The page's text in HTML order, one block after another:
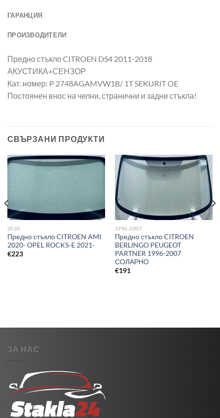
ГАРАНЦИЯ
ПРОИЗВОДИТЕЛИ
Предно стъкло CITROEN DS4 2011-2018
АКУСТИКА+СЕНЗОР
Кат. номер: P 2748AGAMVW1B/ 1T SEKURIT OE
Постоянен внос на челни, странични и задни стъкла!
СВЪРЗАНИ ПРОДУКТИ
2020
Предно стъкло CITROEN AMI
2020- OPEL ROCKS-E 2021-
€223
1996-2007
Предно стъкло CITROEN
BERLINGO PEUGEOT
PARTNER 1996-2007
СОЛАРНО
€191
ЗА НАС